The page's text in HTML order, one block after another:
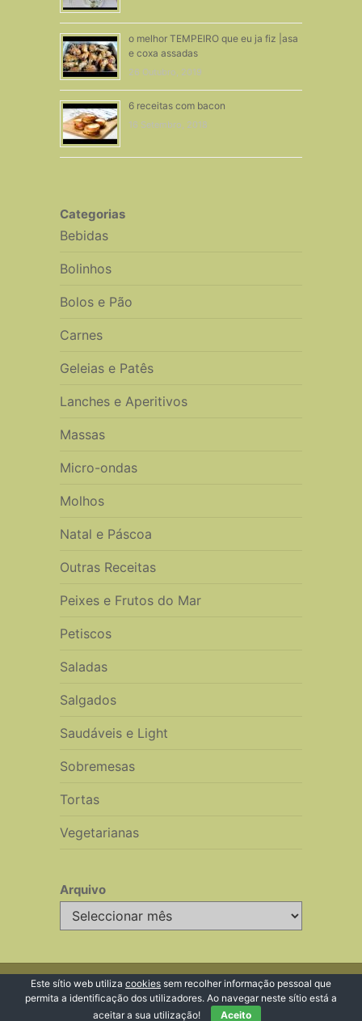
o melhor TEMPEIRO que eu ja fiz |asa
e coxa assadas
26 Outubro, 2019
6 receitas com bacon
16 Setembro, 2018
Categorias
Bebidas
Bolinhos
Bolos e Pão
Carnes
Geleias e Patês
Lanches e Aperitivos
Massas
Micro-ondas
Molhos
Natal e Páscoa
Outras Receitas
Peixes e Frutos do Mar
Petiscos
Saladas
Salgados
Saudáveis e Light
Sobremesas
Tortas
Vegetarianas
Arquivo
Arquivo
© 2026 Receitas de Cozinha
Voltar ao Topo ↑
Este sítio web utiliza cookies sem recolher informação pessoal que
permita a identificação dos utilizadores. Ao navegar neste sítio está a
aceitar a sua utilização!
Aceito